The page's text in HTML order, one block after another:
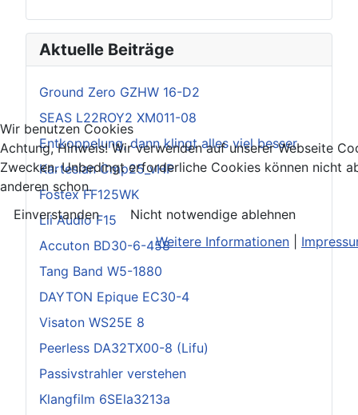
Aktuelle Beiträge
Ground Zero GZHW 16-D2
SEAS L22ROY2 XM011-08
Entkoppelung, dann klingt alles viel besser.
Kartesian Cmp25_vHP
Fostex FF125WK
Lii Audio F15
Accuton BD30-6-458
Tang Band W5-1880
DAYTON Epique EC30-4
Visaton WS25E 8
Peerless DA32TX00-8 (Lifu)
Passivstrahler verstehen
Klangfilm 6SEla3213a
Wir benutzen Cookies
Achtung, Hinweis! Wir verwenden auf unserer Webseite
Zwecken. Unbedingt erforderliche Cookies können nicht
anderen schon.
Einverstanden
Nicht notwendige ablehnen
Weitere Informationen